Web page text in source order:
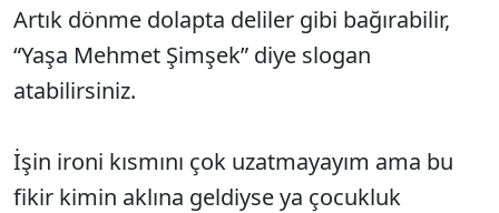
Artık dönme dolapta deliler gibi bağırabilir,
“Yaşa Mehmet Şimşek” diye slogan
atabilirsiniz.
İşin ironi kısmını çok uzatmayayım ama bu
fikir kimin aklına geldiyse ya çocukluk